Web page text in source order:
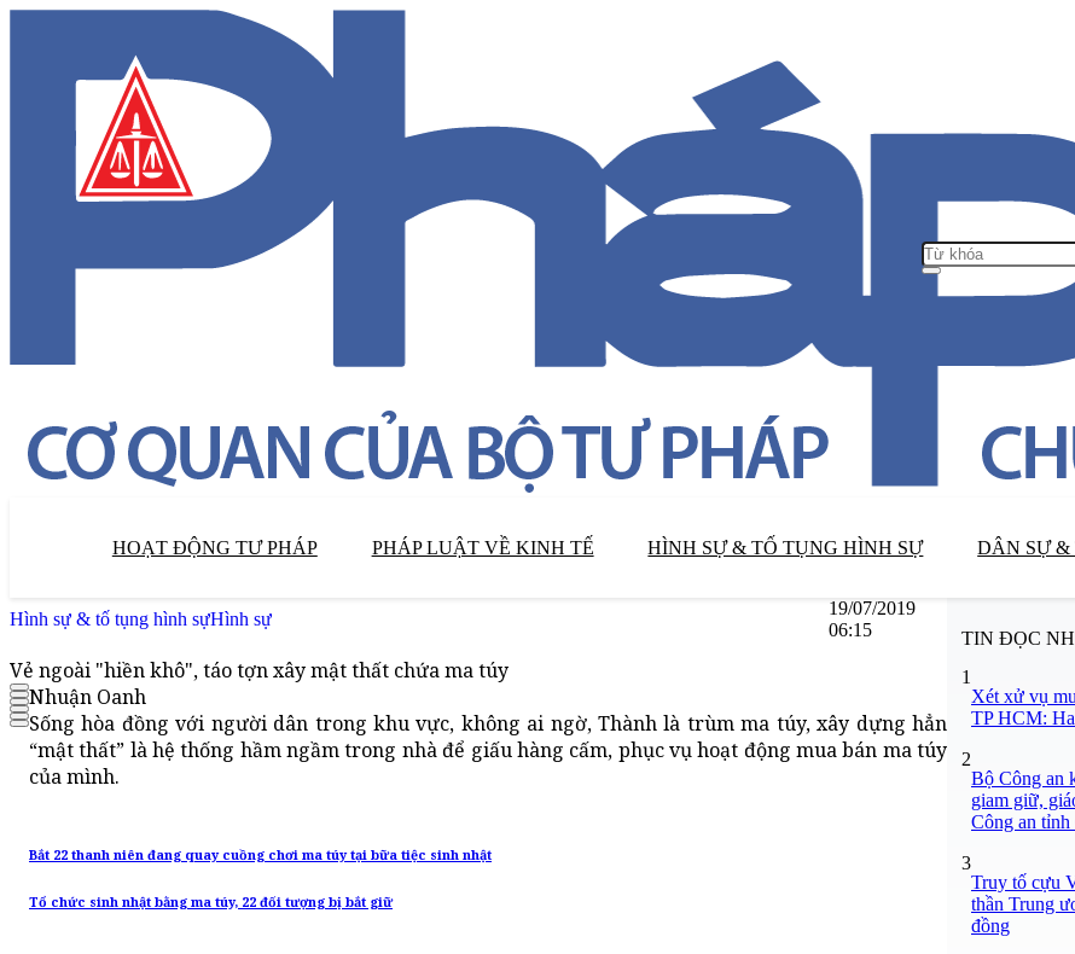
HOẠT ĐỘNG TƯ PHÁP PHÁP LUẬT VỀ KINH TẾ HÌNH SỰ & TỐ TỤNG HÌNH SỰ DÂN SỰ &
Hình sự & tố tụng hình sựHình sự
19/07/2019
06:15
Vẻ ngoài "hiền khô", táo tợn xây mật thất chứa ma túy
Nhuận Oanh
Sống hòa đồng với người dân trong khu vực, không ai ngờ, Thành là trùm ma túy, xây dựng hẳn
“mật thất” là hệ thống hầm ngầm trong nhà để giấu hàng cấm, phục vụ hoạt động mua bán ma túy
của mình.
Bắt 22 thanh niên đang quay cuồng chơi ma túy tại bữa tiệc sinh nhật
Tổ chức sinh nhật bằng ma túy, 22 đối tượng bị bắt giữ
TIN ĐỌC
1
Xét xử vụ
TP HCM:
2
Bộ Công an
giam giữ,
Công an tỉnh
3
Truy tố cựu
thần Trung
đồng